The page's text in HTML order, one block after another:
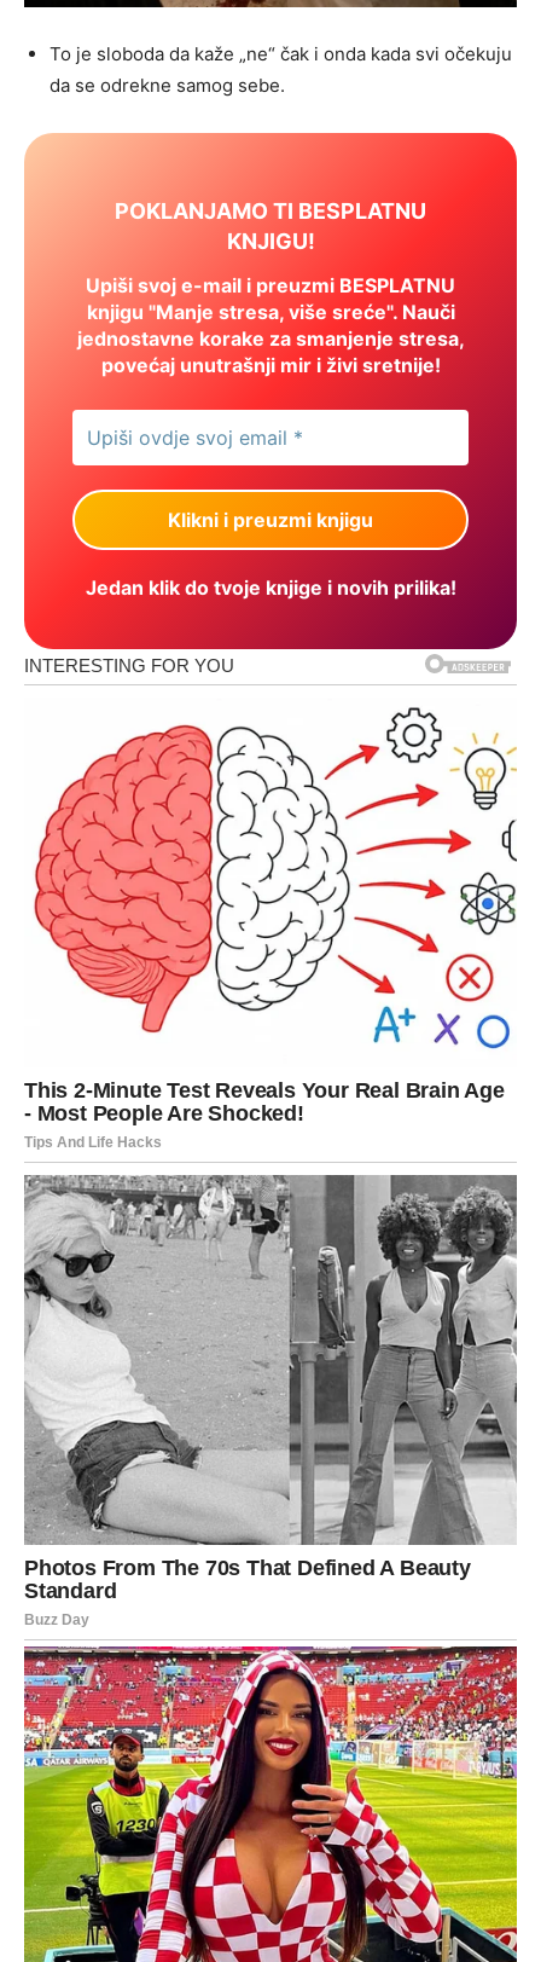
To je sloboda da kaže „ne“ čak i onda kada svi očekuju
da se odrekne samog sebe.
POKLANJAMO TI BESPLATNU
KNJIGU!
Upiši svoj e-mail i preuzmi BESPLATNU
knjigu "Manje stresa, više sreće". Nauči
jednostavne korake za smanjenje stresa,
povećaj unutrašnji mir i živi sretnije!
Jedan klik do tvoje knjige i novih prilika!